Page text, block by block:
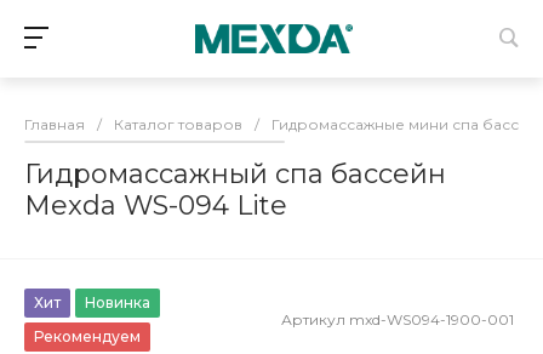
Главная / Каталог товаров / Гидромассажные мини спа
Гидромассажный спа бассейн
Mexda WS-094 Lite
Хит
Новинка
Рекомендуем
Артикул mxd-WS094-1900-001